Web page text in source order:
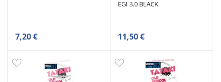
7,20 €
EGI 3.0 BLACK
11,50 €